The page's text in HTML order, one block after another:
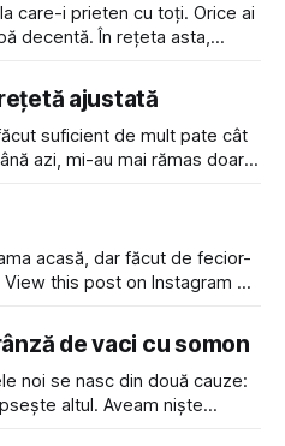
care-i prieten cu toți. Orice ai
decentă. În rețeta asta,
Let's go! Rețeta👇 * Taie
la prăjit ajustată
suficient de mult pate cât
azi, mi-au mai rămas doar
acasă, dar făcut de fecior-
mare, timp de vreo 5–7
de vaci cu somon
noi se nasc din două cauze:
Aveam niște